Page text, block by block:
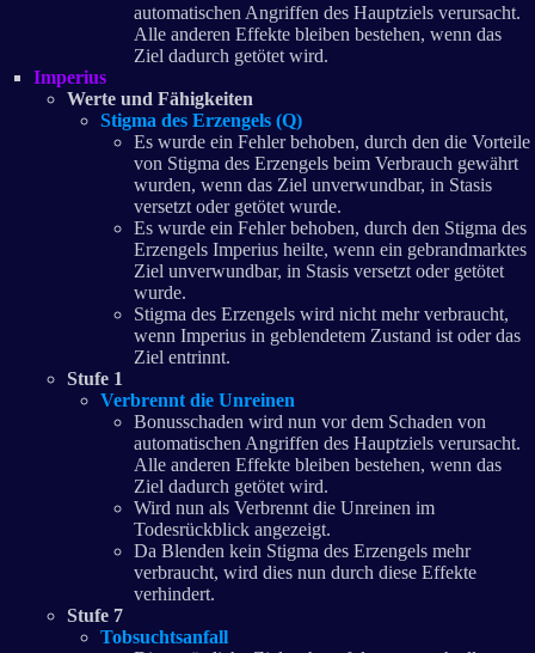
automatischen Angriffen des Hauptziels verursacht.
Alle anderen Effekte bleiben bestehen, wenn das
Ziel dadurch getötet wird.
Imperius
Werte und Fähigkeiten
Stigma des Erzengels (Q)
Es wurde ein Fehler behoben, durch den die Vorteile
von Stigma des Erzengels beim Verbrauch gewährt
wurden, wenn das Ziel unverwundbar, in Stasis
versetzt oder getötet wurde.
Es wurde ein Fehler behoben, durch den Stigma des
Erzengels Imperius heilte, wenn ein gebrandmarktes
Ziel unverwundbar, in Stasis versetzt oder getötet
wurde.
Stigma des Erzengels wird nicht mehr verbraucht,
wenn Imperius in geblendetem Zustand ist oder das
Ziel entrinnt.
Stufe 1
Verbrennt die Unreinen
Bonusschaden wird nun vor dem Schaden von
automatischen Angriffen des Hauptziels verursacht.
Alle anderen Effekte bleiben bestehen, wenn das
Ziel dadurch getötet wird.
Wird nun als Verbrennt die Unreinen im
Todesrückblick angezeigt.
Da Blenden kein Stigma des Erzengels mehr
verbraucht, wird dies nun durch diese Effekte
verhindert.
Stufe 7
Tobsuchtsanfall